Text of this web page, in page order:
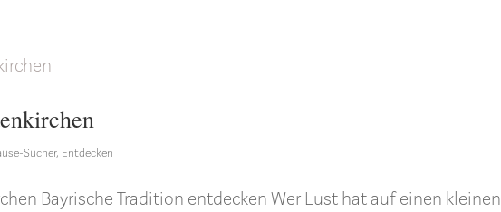
Sucher, Entdecken
Bayrische Tradition entdecken Wer Lust hat auf einen kleinen